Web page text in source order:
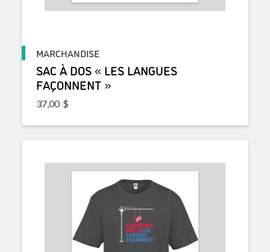
MARCHANDISE
SAC À DOS « LES LANGUES
FAÇONNENT »
37,00 $